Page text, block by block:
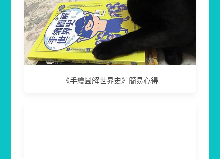
《手繪圖解世界史》簡易心得